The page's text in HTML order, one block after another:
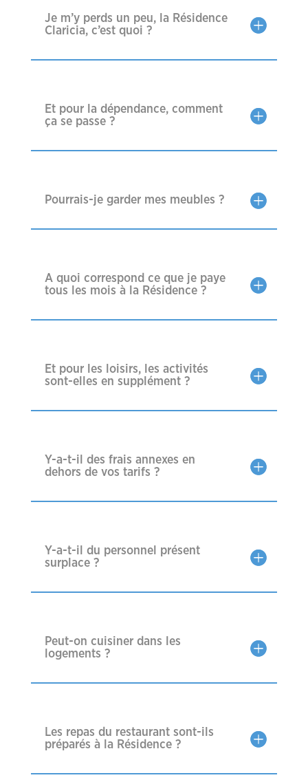
Je m’y perds un peu, la Résidence
Claricia, c’est quoi ?
Et pour la dépendance, comment
ça se passe ?
Pourrais-je garder mes meubles ?
A quoi correspond ce que je paye
tous les mois à la Résidence ?
Et pour les loisirs, les activités
sont-elles en supplément ?
Y-a-t-il des frais annexes en
dehors de vos tarifs ?
Y-a-t-il du personnel présent
surplace ?
Peut-on cuisiner dans les
logements ?
Les repas du restaurant sont-ils
préparés à la Résidence ?